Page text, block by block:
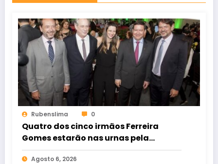
Rubenslima 0
Quatro dos cinco irmãos Ferreira
Gomes estarão nas urnas pela
primeira vez em lados opostos
Agosto 6, 2026